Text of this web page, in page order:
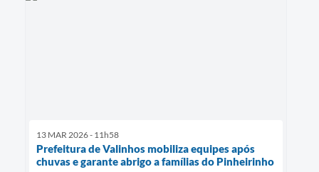
13 MAR 2026 - 11h58
Prefeitura de Valinhos mobiliza equipes após
chuvas e garante abrigo a famílias do Pinheirinho